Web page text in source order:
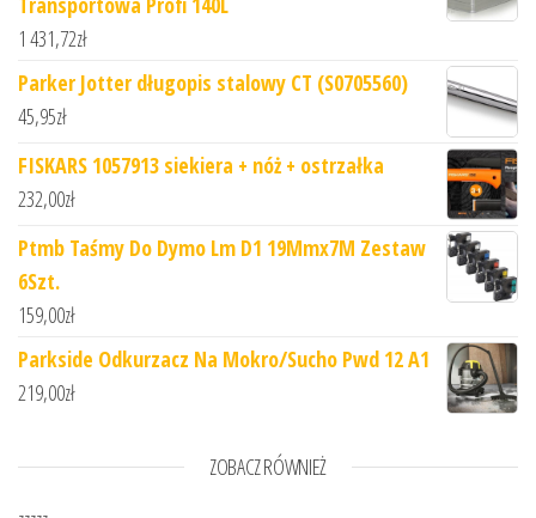
1 431,72zł
Parker Jotter długopis stalowy CT (S0705560)
45,95zł
FISKARS 1057913 siekiera + nóż + ostrzałka
232,00zł
Ptmb Taśmy Do Dymo Lm D1 19Mmx7M Zestaw
6Szt.
159,00zł
Parkside Odkurzacz Na Mokro/Sucho Pwd 12 A1
219,00zł
ZOBACZ RÓWNIEŻ